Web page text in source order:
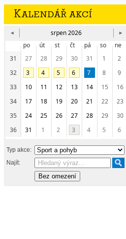
Kalendář akcí
srpen 2026
po
út st čt pá so
ne
31
27 28 29 30 31 1
2
32
3 4 5 6 7 8
9
33
10 11 12 13 14 15
16
34
17 18 19 20 21 22
23
35
24 25 26 27 28 29
30
36
31 1 2 3 4 5 6
Typ akce:
Najít: